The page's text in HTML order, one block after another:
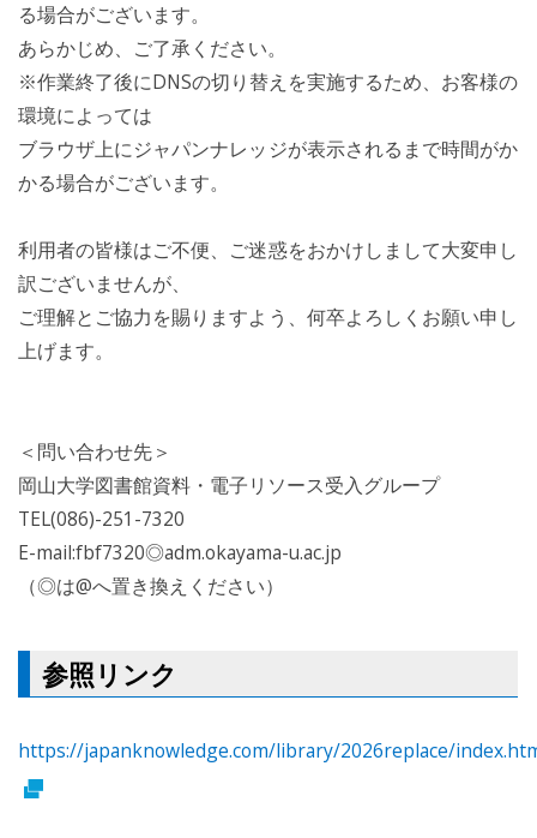
る場合がございます。
あらかじめ、ご了承ください。
※作業終了後にDNSの切り替えを実施するため、お客様の
環境によっては
ブラウザ上にジャパンナレッジが表示されるまで時間がか
かる場合がございます。
利用者の皆様はご不便、ご迷惑をおかけしまして大変申し
訳ございませんが、
ご理解とご協力を賜りますよう、何卒よろしくお願い申し
上げます。
＜問い合わせ先＞
岡山大学図書館資料・電子リソース受入グループ
TEL(086)-251-7320
E-mail:fbf7320◎adm.okayama-u.ac.jp
（◎は@へ置き換えください）
参照リンク
https://japanknowledge.com/library/2026replace/